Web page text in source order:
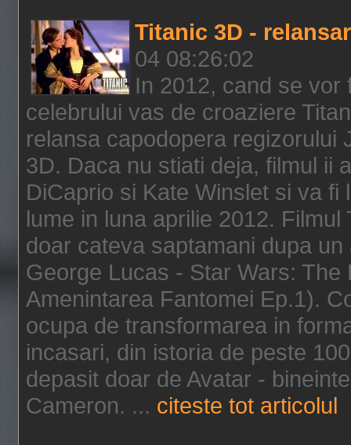
Titanic 3D -
04 08:26:02
In 2012, cand se
celebrului vas de croaziere
relansa capodopera regizorului
3D. Daca nu stiati deja, filmul ii
DiCaprio si Kate Winslet si va
lume in luna aprilie 2012.
doar cateva saptamani dupa
George Lucas - Star Wars:
Amenintarea Fantomei Ep.1).
ocupa de transformarea in
incasari, din istoria de peste
depasit doar de Avatar -
Cameron. ... citeste tot articolul